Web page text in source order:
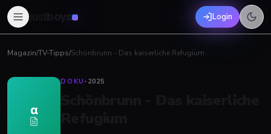
boys Login
Magazin/TV-Tipps/Schönbrunn - Das kaiserliche Refugium
α
DOKU· 2025